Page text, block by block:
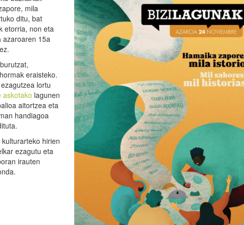
mila
ditu, bat
etorria, non eta
azaroaren 15a
eraisteko.
lortu
askotako lagunen
aitortzea eta
handiagoa
hirien
ezagutu eta
irauten